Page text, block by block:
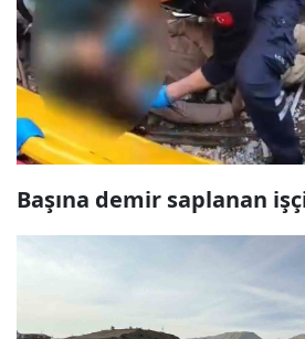
Başına demir saplanan